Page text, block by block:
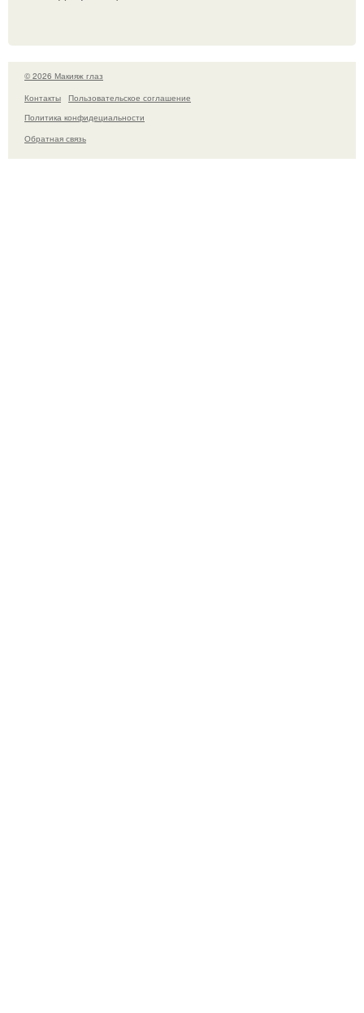
© 2026 Макияж глаз
Контакты
Пользовательское соглашение
Политика конфидециальности
Обратная связь